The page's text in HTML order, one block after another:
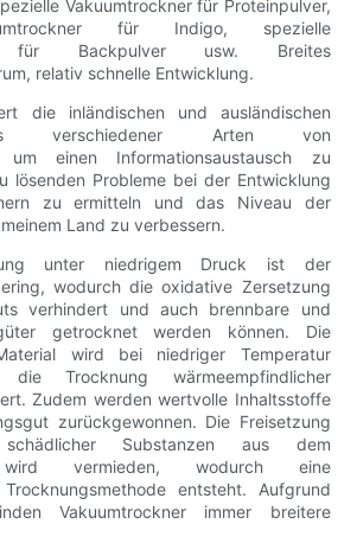
Vakuumtrockner für Proteinpulver,
für Indigo, spezielle
für Backpulver usw. Breites
relativ schnelle Entwicklung.
die inländischen und ausländischen
verschiedener Arten von
um einen Informationsaustausch zu
lösenden Probleme bei der Entwicklung
zu ermitteln und das Niveau der
Land zu verbessern.
unter niedrigem Druck ist der
wodurch die oxidative Zersetzung
verhindert und auch brennbare und
getrocknet werden können. Die
wird bei niedriger Temperatur
Trocknung wärmeempfindlicher
Zudem werden wertvolle Inhaltsstoffe
zurückgewonnen. Die Freisetzung
Substanzen aus dem
wird vermieden, wodurch eine
entsteht. Aufgrund
Vakuumtrockner immer breitere